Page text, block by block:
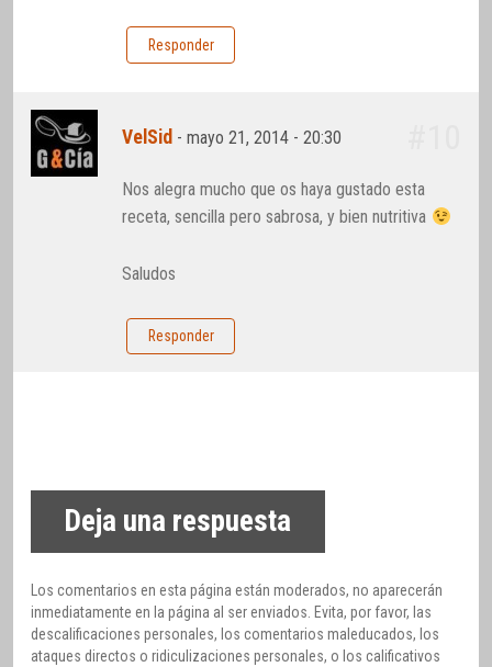
Responder
VelSid -mayo 21, 2014 - 20:30
Nos alegra mucho que os haya gustado esta
receta, sencilla pero sabrosa, y bien nutritiva
Saludos
Responder
Deja una respuesta
Los comentarios en esta página están moderados, no aparecerán
inmediatamente en la página al ser enviados. Evita, por favor, las
descalificaciones personales, los comentarios maleducados, los
ataques directos o ridiculizaciones personales, o los calificativos